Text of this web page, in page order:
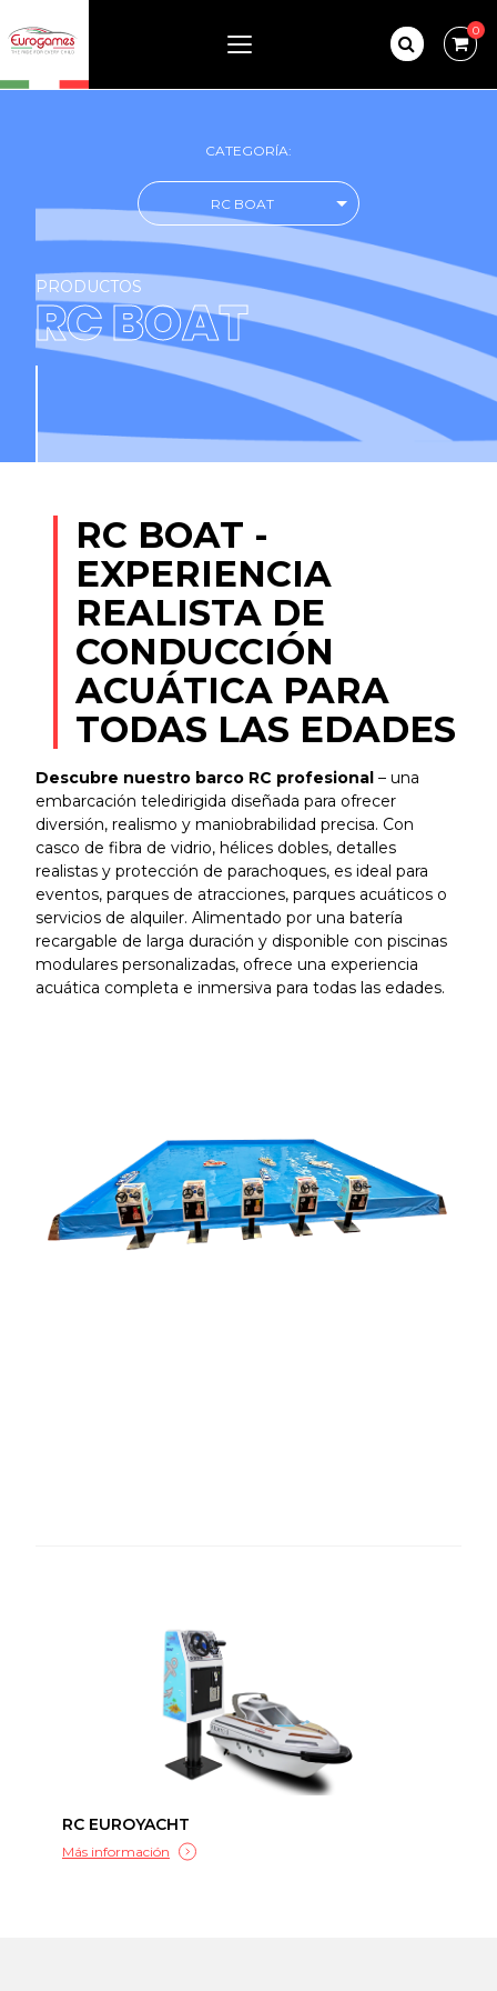
0
CATEGORÍA:
RC BOAT
PRODUCTOS
RC BOAT
RC BOAT -
EXPERIENCIA
REALISTA DE
CONDUCCIÓN
ACUÁTICA PARA
TODAS LAS EDADES
Descubre nuestro barco RC profesional – una
embarcación teledirigida diseñada para ofrecer
diversión, realismo y maniobrabilidad precisa. Con
casco de fibra de vidrio, hélices dobles, detalles
realistas y protección de parachoques, es ideal para
eventos, parques de atracciones, parques acuáticos o
servicios de alquiler. Alimentado por una batería
recargable de larga duración y disponible con piscinas
modulares personalizadas, ofrece una experiencia
acuática completa e inmersiva para todas las edades.
RC EUROYACHT
Más información